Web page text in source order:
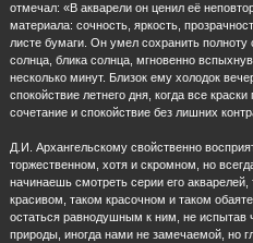
Онлайн-
акварелях
отмечал: «В акварели он ценил её
материала: сочность, яркость,
листе бумаги. Он умел сохранить полноту
солнца, блика солнца, мгновенно
несколько минут. Близок ему холодок
спокойствие летнего дня, когда все
сочетание и спокойствие без лишних
Д.И. Архангельскому свойственно
торжественном, хотя и скромном, но
начинаешь смотреть серии его акварелей,
красивом, таком красочном и таком
остаться равнодушным к ним, не испытав
природы, иногда нами не замечаемой, но